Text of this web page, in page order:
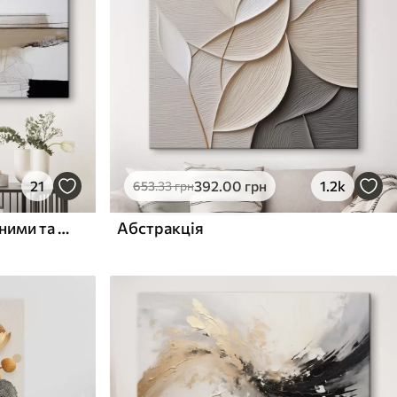
21
Абстрактна картина чорними та бежевими фарбами на білому тлі
653.33грн392.00 грн 1.2k
Абстракція